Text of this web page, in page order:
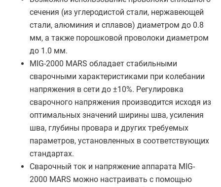
сечения (из углеродистой стали, нержавеющей
стали, алюминия и сплавов) диаметром до 0.8
мм, а также порошковой проволоки диаметром
до 1.0 мм.
MIG-2000 MARS обладает стабильными
сварочными характеристиками при колебании
напряжения в сети до ±10%. Регулировка
сварочного напряжения производится исходя из
оптимальных значений ширины шва, усиления
шва, глубины провара и других требуемых
параметров, установленных в соответствующих
стандартах.
Сварочный ток и напряжение аппарата MIG-
2000 MARS можно настраивать с помощью